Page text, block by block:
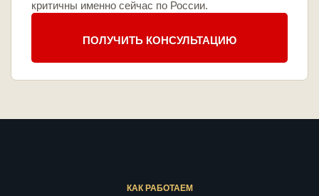
критичны именно сейчас по России.
ПОЛУЧИТЬ КОНСУЛЬТАЦИЮ
КАК РАБОТАЕМ